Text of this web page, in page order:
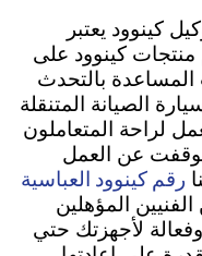
كينوود يعتبر
كينوود على
بالتحدث
الصيانة المتنقلة
لراحة المتعاملون
عن العمل
رقم كينوود العباسية
المؤهلين
لأجهزتك حتي